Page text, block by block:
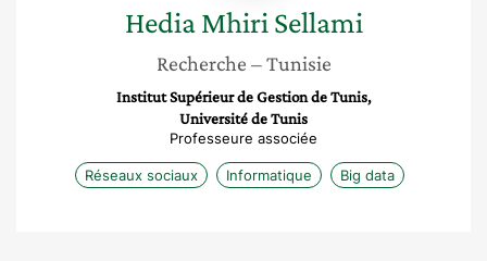
Hedia Mhiri Sellami
Recherche – Tunisie
Institut Supérieur de Gestion de Tunis,
Université de Tunis
Professeure associée
Réseaux sociaux Informatique Big data